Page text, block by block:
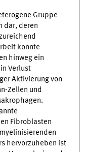
Gruppe
dar, deren
konnte
hinweg ein
Verlust
Aktivierung von
Zellen und
Fibroblasten
hervorzuheben ist